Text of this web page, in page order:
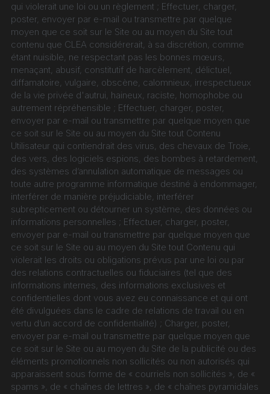
qui violerait une loi ou un règlement ; Effectuer, charger,
poster, envoyer par e-mail ou transmettre par quelque
moyen que ce soit sur le Site ou au moyen du Site tout
contenu que CLEA considérerait, à sa discrétion, comme
étant nuisible, ne respectant pas les bonnes mœurs,
menaçant, abusif, constitutif de harcèlement, délictuel,
diffamatoire, vulgaire, obscène, calomnieux, irrespectueux
de la vie privée d'autrui, haineux, raciste, homophobe ou
autrement répréhensible ; Effectuer, charger, poster,
envoyer par e-mail ou transmettre par quelque moyen que
ce soit sur le Site ou au moyen du Site tout Contenu
Utilisateur qui contiendrait des virus, des chevaux de Troie,
des vers, des logiciels espions, des bombes à retardement,
des systèmes d’annulation automatique de messages ou
toute autre programme informatique destiné à endommager,
interférer de manière préjudiciable, interférer
subrepticement ou détourner un système, des données ou
informations personnelles ; Effectuer, charger, poster,
envoyer par e-mail ou transmettre par quelque moyen que
ce soit sur le Site ou au moyen du Site tout Contenu qui
violerait les droits ou obligations prévus par une loi ou par
des relations contractuelles ou fiduciaires (tel que des
informations internes, des informations exclusives et
confidentielles dont vous avez eu connaissance et qui ont
été divulguées dans le cadre de relations de travail ou en
vertu d’un accord de confidentialité) ; Charger, poster,
envoyer par e-mail ou transmettre par quelque moyen que
ce soit sur le Site ou au moyen du Site de la publicité ou des
éléments promotionnels non sollicités ou non autorisés qui
apparaissent sous forme de « courriels non sollicités », de «
spams », de « chaînes de lettres », de « chaînes pyramidales